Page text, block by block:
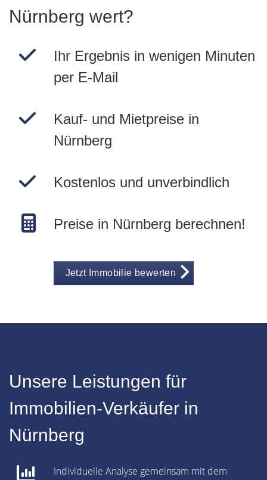
Nürnberg wert?
Ihr Ergebnis in wenigen Minuten
per E-Mail
Kauf- und Mietpreise in
Nürnberg
Kostenlos und unverbindlich
Preise in Nürnberg berechnen!
Jetzt Immobilie bewerten
Unsere Leistungen für
Immobilien-Verkäufer in
Nürnberg
Individuelle Analyse gemeinsam mit dem